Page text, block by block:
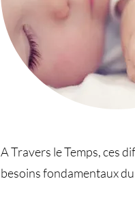
A Travers le Temps, ces
besoins fondamentaux du